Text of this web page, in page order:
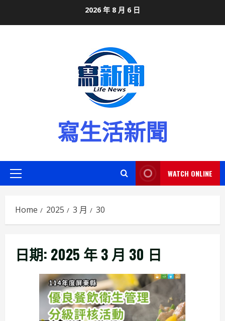
2026 年 8 月 6 日
寫生活新聞
Primary
WATCH ONLINE
Home 2025 3 月 30
日期: 2025 年 3 月 30 日